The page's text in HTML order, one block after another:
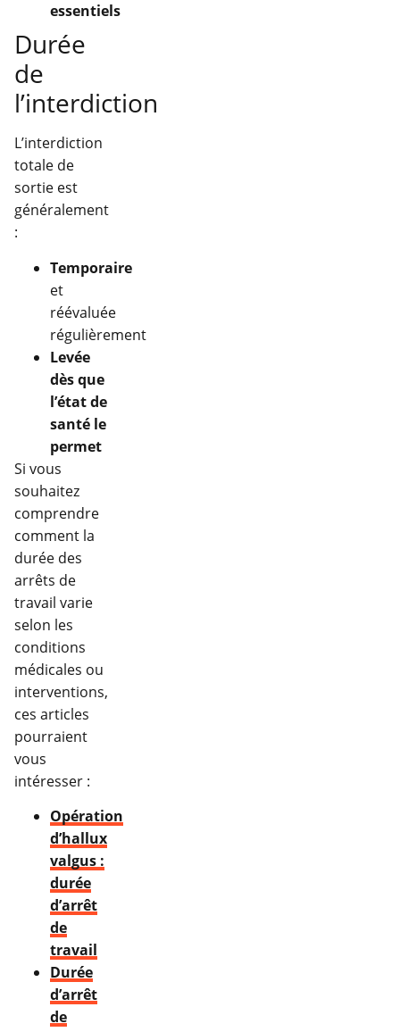
essentiels
Durée
de
l’interdiction
L’interdiction
totale de
sortie est
généralement
:
Temporaire
et
réévaluée
régulièrement
Levée
dès que
l’état de
santé le
permet
Si vous
souhaitez
comprendre
comment la
durée des
arrêts de
travail varie
selon les
conditions
médicales ou
interventions,
ces articles
pourraient
vous
intéresser :
Opération
d’hallux
valgus :
durée
d’arrêt
de
travail
Durée
d’arrêt
de